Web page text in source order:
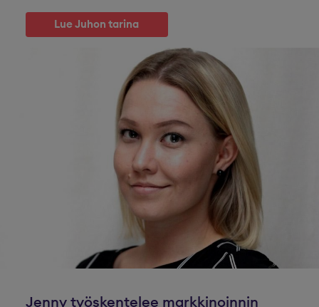
Lue Juhon tarina
Jenny työskentelee markkinoinnin